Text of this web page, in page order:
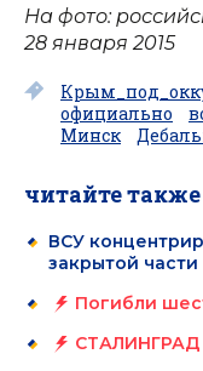
На фото:
28 января 2015
официально
Минск
читайте также
ВСУ
закрытой
Погибли